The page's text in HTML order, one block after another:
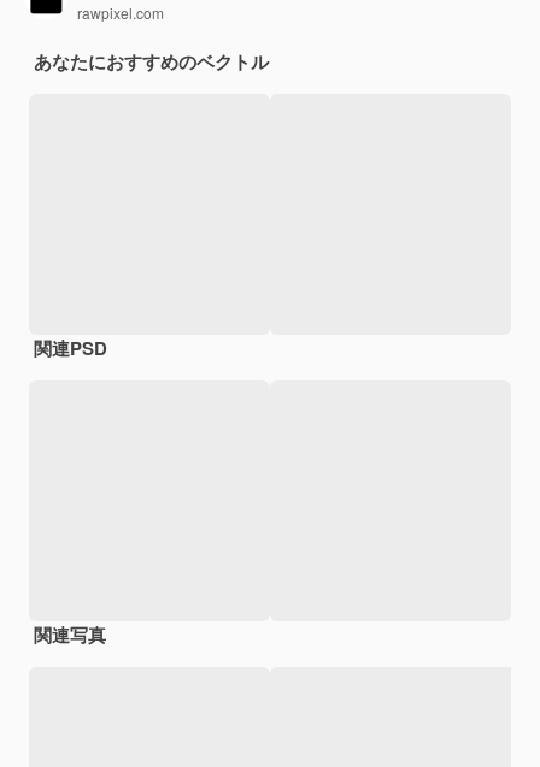
rawpixel.com
あなたにおすすめのベクトル
関連PSD
関連写真